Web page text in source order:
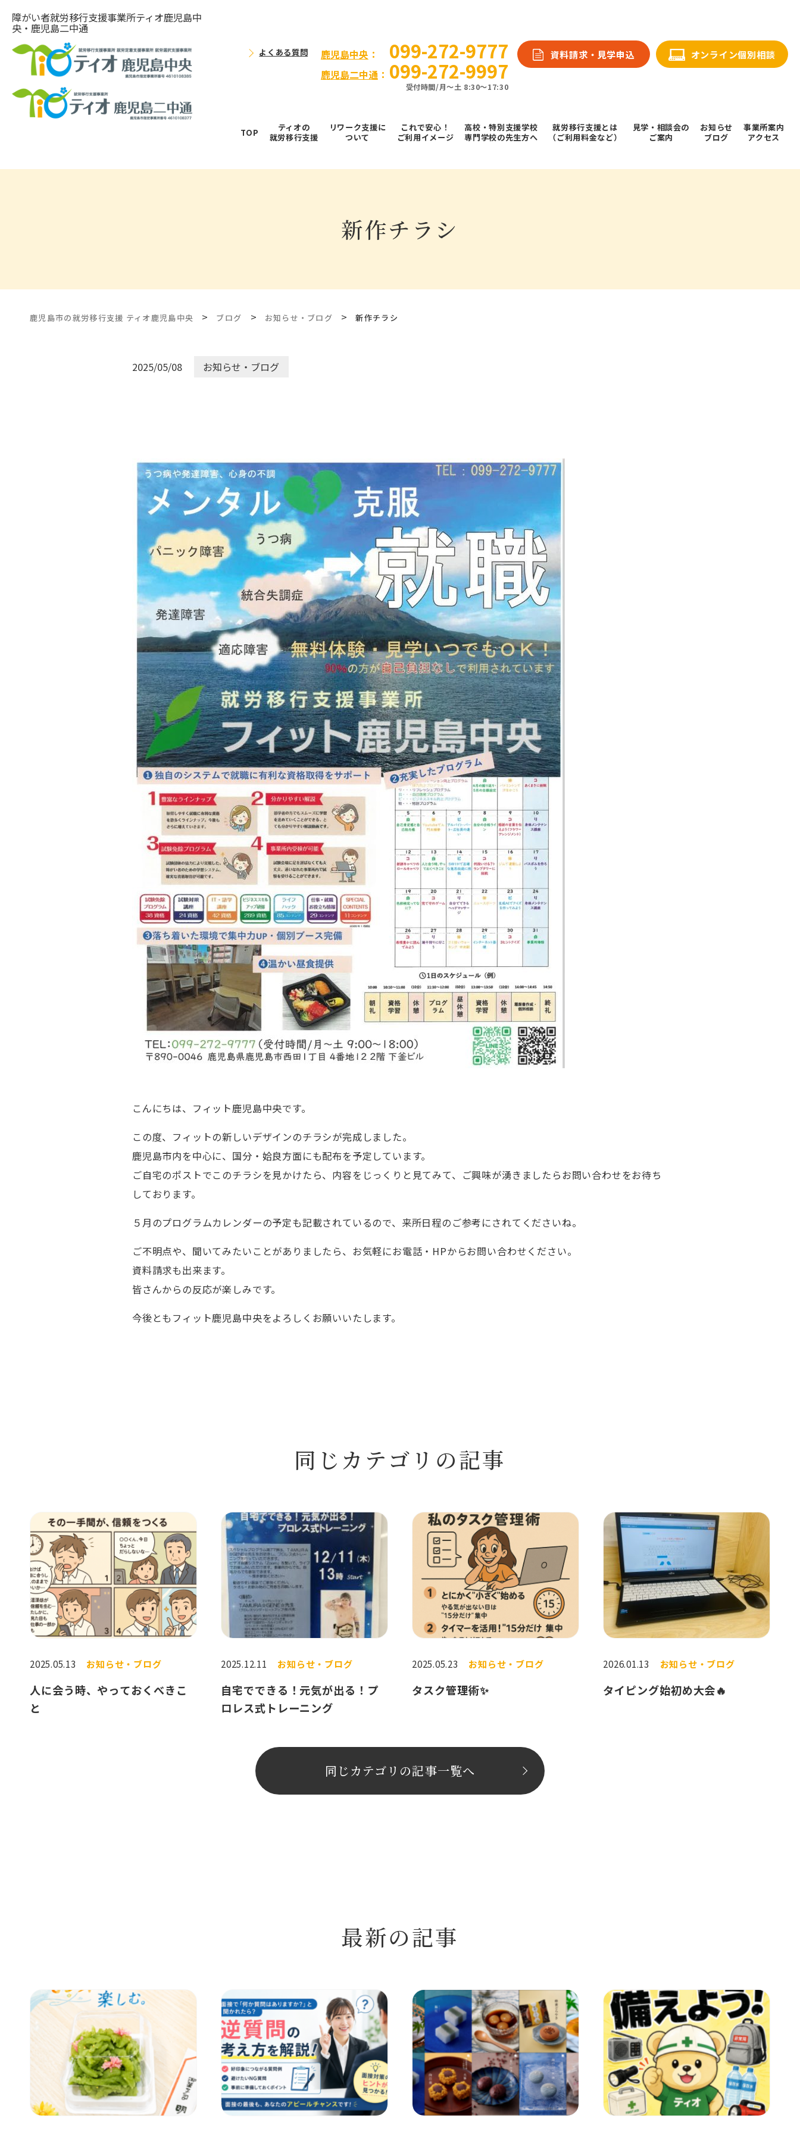
障がい者就労移⾏⽀援事業所ティオ⿅児島中
央・鹿児島二中通
よくある質問 ⿅児島中央 ： 099-272-9777
鹿児島二中通： 099-272-9997
受付時間/⽉〜⼟ 8:30～17:30
資料請求・⾒学申込 オンライン個別相談
TOP
ティオの
就労移⾏⽀援
リワーク支援に
ついて
これで安⼼！
ご利⽤イメージ
高校・特別支援学校
専門学校の先生方へ
就労移行支援とは
（ご利用料金など）
⾒学・相談会の
ご案内
お知らせ
ブログ
事業所案内
アクセス
新作チラシ
鹿児島市の就労移行支援 ティオ鹿児島中央 > ブログ > お知らせ・ブログ > 新作チラシ
2025/05/08 お知らせ・ブログ
こんにちは、フィット鹿児島中央です。
この度、フィットの新しいデザインのチラシが完成しました。
鹿児島市内を中心に、国分・姶良方面にも配布を予定しています。
ご自宅のポストでこのチラシを見かけたら、内容をじっくりと見てみて、ご興味が湧きましたらお問い合わせをお待ち
しております。
５月のプログラムカレンダーの予定も記載されているので、来所日程のご参考にされてくださいね。
ご不明点や、聞いてみたいことがありましたら、お気軽にお電話・HPからお問い合わせください。
資料請求も出来ます。
皆さんからの反応が楽しみです。
今後ともフィット鹿児島中央をよろしくお願いいたします。
同じカテゴリの記事
2025.05.13 お知らせ・ブログ
人に会う時、やっておくべきこ
と
2025.12.11 お知らせ・ブログ
自宅でできる！元気が出る！プ
ロレス式トレーニング
2025.05.23 お知らせ・ブログ
タスク管理術✨
2026.01.13 お知らせ・ブログ
タイピング始初め大会🔥
同じカテゴリの記事⼀覧へ
最新の記事